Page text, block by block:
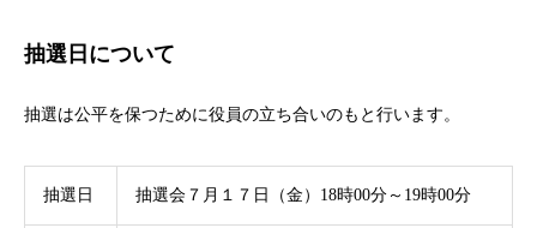
抽選日について
抽選は公平を保つために役員の立ち合いのもと行います。
抽選日 抽選会７月１７日（金）18時00分～19時00分